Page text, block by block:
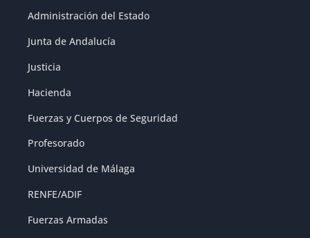
Administración del Estado
Junta de Andalucía
Justicia
Hacienda
Fuerzas y Cuerpos de Seguridad
Profesorado
Universidad de Málaga
RENFE/ADIF
Fuerzas Armadas